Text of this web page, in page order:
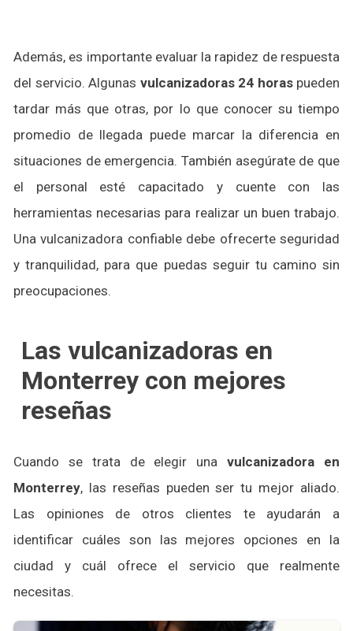
Además, es importante evaluar la rapidez de respuesta
del servicio. Algunas vulcanizadoras 24 horaspueden
tardar más que otras, por lo que conocer su tiempo
promedio de llegada puede marcar la diferencia en
situaciones de emergencia. También asegúrate de que
el personal esté capacitado y cuente con las
herramientas necesarias para realizar un buen trabajo.
Una vulcanizadora confiable debe ofrecerte seguridad
y tranquilidad, para que puedas seguir tu camino sin
preocupaciones.
Las vulcanizadoras en
Monterrey con mejores
reseñas
Cuando se trata de elegir una vulcanizadora en
Monterrey, las reseñas pueden ser tu mejor aliado.
Las opiniones de otros clientes te ayudarán a
identificar cuáles son las mejores opciones en la
ciudad y cuál ofrece el servicio que realmente
necesitas.